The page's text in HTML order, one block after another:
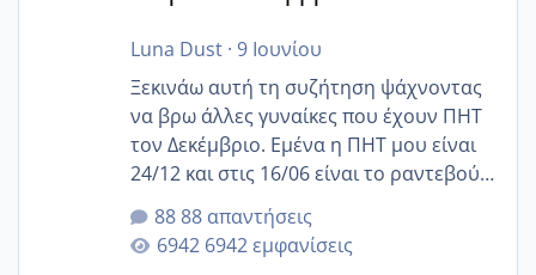
Luna Dust· 9 Ιουνίου
Ξεκινάω αυτή τη συζήτηση ψάχνοντας
να βρω άλλες γυναίκες που έχουν ΠΗΤ
τον Δεκέμβριο. Εμένα η ΠΗΤ μου είναι
24/12 και στις 16/06 είναι το ραντεβού
της αυχενικής διαφάνειας. Έχω αρκετό
άγχος και οι μέρες δεν φαίνεται να
περνάνε με τίποτα.
88 απαντήσεις
6942 εμφανίσεις